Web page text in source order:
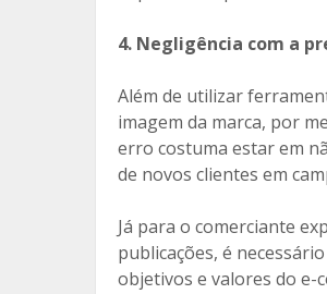
4. Negligência com a
Além de utilizar
imagem da marca, por
erro costuma estar em
de novos clientes em
Já para o comerciante
publicações, é
objetivos e valores do e-